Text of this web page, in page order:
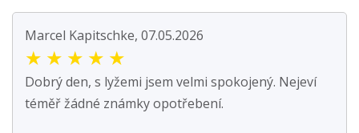
Marcel Kapitschke, 07.05.2026
★ ★ ★ ★ ★
Dobrý den, s lyžemi jsem velmi spokojený. Nejeví
téměř žádné známky opotřebení.